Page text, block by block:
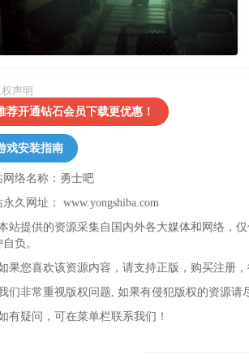
声明
荐开通钻石会员下载更优惠！
戏安装指南
网络名称：勇士吧
永久网址： www.yongshiba.com
站提供的资源采集自国内外各大媒体和网络，
负。
果您喜欢该资源内容，请支持正版，购买注册
们非常重视版权问题, 如果有侵犯版权的资源
有疑问，可在菜单栏联系我们！